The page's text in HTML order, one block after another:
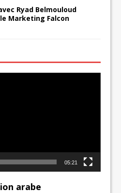
Ryad Belmouloud
Marketing Falcon
05:21
arabe